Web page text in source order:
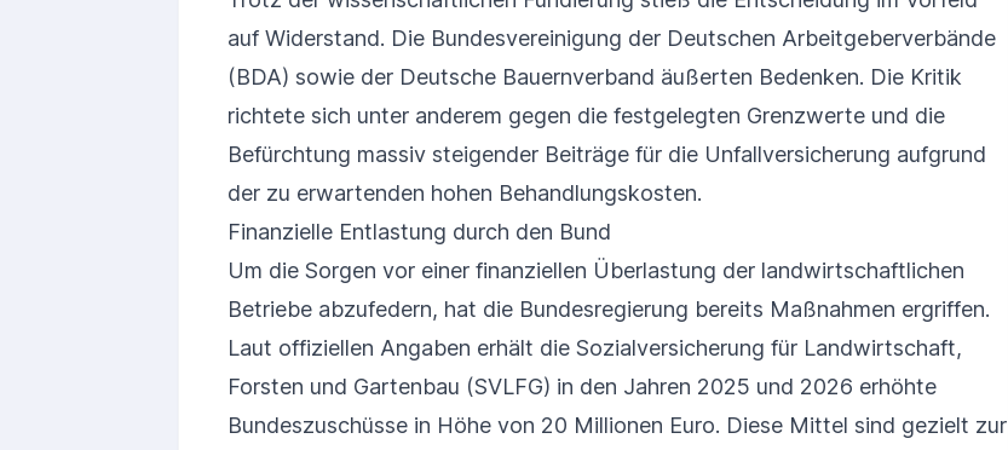
auf Widerstand. Die Bundesvereinigung der Deutschen Arbeitgeberverbände
(BDA) sowie der Deutsche Bauernverband äußerten Bedenken. Die Kritik
richtete sich unter anderem gegen die festgelegten Grenzwerte und die
Befürchtung massiv steigender Beiträge für die Unfallversicherung aufgrund
der zu erwartenden hohen Behandlungskosten.
Finanzielle Entlastung durch den Bund
Um die Sorgen vor einer finanziellen Überlastung der landwirtschaftlichen
Betriebe abzufedern, hat die Bundesregierung bereits Maßnahmen ergriffen.
Laut offiziellen Angaben erhält die Sozialversicherung für Landwirtschaft,
Forsten und Gartenbau (SVLFG) in den Jahren 2025 und 2026 erhöhte
Bundeszuschüsse in Höhe von 20 Millionen Euro. Diese Mittel sind gezielt zur